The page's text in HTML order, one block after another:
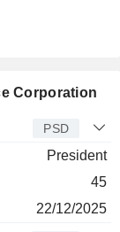
Corporation
PSD
President
45
22/12/2025